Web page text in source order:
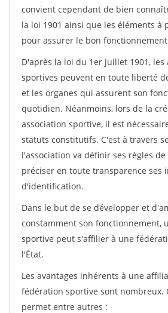
convient cependant de bien
la loi 1901 ainsi que les éléments à
pour assurer le bon
D'après la loi du 1er juillet 1901, les
sportives peuvent en toute liberté
et les organes qui assurent son
quotidien. Néanmoins, lors de la
association sportive, il est
statuts constitutifs. C'est à travers
l'association va définir ses règles
préciser en toute transparence ses
d'identification.
Dans le but de se développer et
constamment son fonctionnement,
sportive peut s'affilier à une
l'État.
Les avantages inhérents à une
fédération sportive sont nombreux.
permet entre autres :